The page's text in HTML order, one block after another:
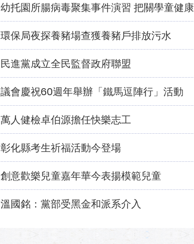
幼托園所腸病毒聚集事件演習 把關學童健康
環保局夜探養豬場查獲養豬戶排放污水
民進黨成立全民監督政府聯盟
議會慶祝60週年舉辦「鐵馬逗陣行」活動
萬人健檢卓伯源擔任快樂志工
彰化縣考生祈福活動今登場
創意歡樂兒童嘉年華今表揚模範兒童
溫國銘：黨部受黑金和派系介入